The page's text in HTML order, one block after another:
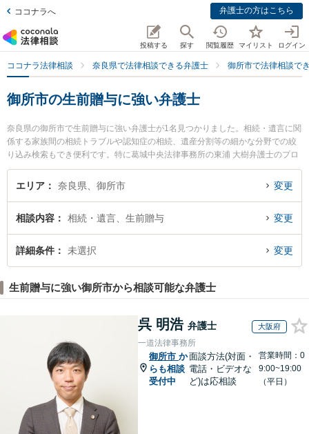
ココナラへ 弁護士の方はこちら
投稿する 探す 閲覧履歴 マイリスト ログイン
ココナラ法律相談 奈良県で法律相談できる弁護士 御所市で法律相談で
御所市の生前贈与に強い弁護士
奈良県の御所市で生前贈与に強い弁護士が1名見つかりました。相続・遺言に関
係する家族間の相続トラブルや認知症の相続、遺産分割等の細かな分野での絞
り込み検索もでき便利です。特に葛城中央法律事務所の東浦 大樹弁護士のプロ
フィール情報や弁護士費用、強みなどが注目されています。『御所市で土日や
夜間に発生した生前贈与のトラブルを今すぐに弁護士に相談したい』『生前贈
の相談者さんにおすすめです。
エリア 奈良県、御所市 変更
相談内容 相続・遺言、生前贈与 変更
詳細条件 未選択 変更
生前贈与に強い御所市から相談可能な弁護士
呉 明浩 弁護士 大阪府
一道法律事務所
御所市 か
らも相談
受付中
面談方法(対面・
電話・ビデオな
ど)は応相談
営業時間：0
9:00~19:00
（平日）